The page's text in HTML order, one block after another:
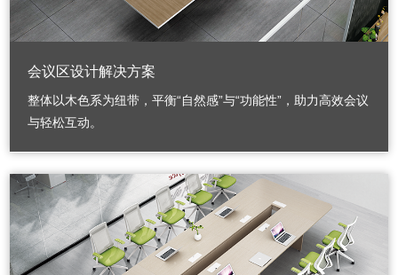
会议区设计解决方案
整体以木色系为纽带，平衡“自然感”与“功能性”，助力高效会议
与轻松互动。